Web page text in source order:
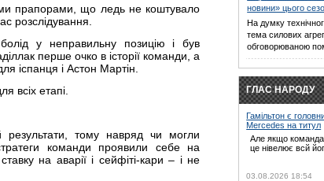
прапорами, що ледь не коштувало
розслідування.
у неправильну позицію і був
перше очко в історії команди, а
іспанця і Астон Мартін.
всіх етапі.
тому навряд чи могли
команди проявили себе на
на аварії і сейфіті-кари – і не
новини» цього
На думку
тема силових
обговорюваною
ГЛАС НАРОДУ
Гамільтон є
Mercedes на титул
Але якщо команда
це нівелює всй
03.08.2026 18:54